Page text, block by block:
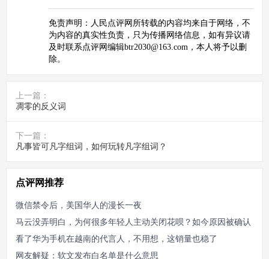
免责声明：人民点评网所转载的内容均来自于网络，不
为内容的真实性负责，只为传播网络信息，如有异议请
及时联系点评网编辑btr2030@163.com，本人将予以删
除。
上一篇：
凋零的反义词
下一篇：
凡事皆可凡字组词，如何玩转凡字组词？
点评网推荐
微信禁令后，美国华人的漫长一夜
马云没弄明白，为何很多年轻人主动关闭花呗？如今原因被确认
看了华为手机在越南的代言人，不用想，这销量也稳了
网友解疑：软文发布白名单是什么意思